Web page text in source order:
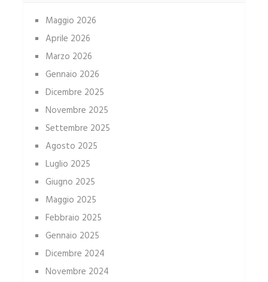
Maggio 2026
Aprile 2026
Marzo 2026
Gennaio 2026
Dicembre 2025
Novembre 2025
Settembre 2025
Agosto 2025
Luglio 2025
Giugno 2025
Maggio 2025
Febbraio 2025
Gennaio 2025
Dicembre 2024
Novembre 2024